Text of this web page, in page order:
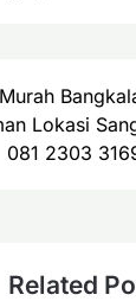
Lokasi
081 2303
Related